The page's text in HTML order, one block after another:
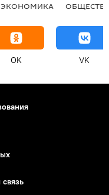
ЭКОНОМИКА
OK VK